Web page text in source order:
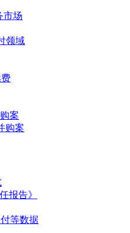
市场
领域
案
购案
报告》
等数据